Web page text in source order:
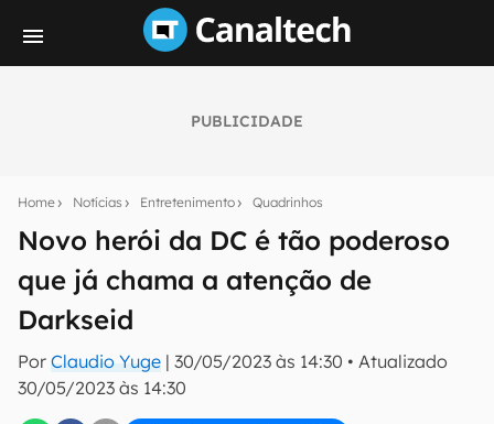
PUBLICIDADE
Home Notícias Entretenimento Quadrinhos
Novo herói da DC é tão poderoso
que já chama a atenção de
Darkseid
Por Claudio Yuge | 30/05/2023 às 14:30 • Atualizado
30/05/2023 às 14:30
notícias e reviews sobre tecnologia em primeira
E-mail
inscreva-se